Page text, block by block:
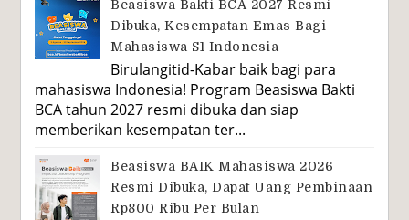
Beasiswa Bakti BCA 2027 Resmi
Dibuka, Kesempatan Emas Bagi
Mahasiswa S1 Indonesia
Birulangitid-Kabar baik bagi para
mahasiswa Indonesia! Program Beasiswa Bakti
BCA tahun 2027 resmi dibuka dan siap
memberikan kesempatan ter...
Beasiswa BAIK Mahasiswa 2026
Resmi Dibuka, Dapat Uang Pembinaan
Rp800 Ribu Per Bulan